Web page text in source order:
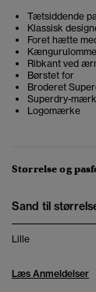
Tætsiddende
Klassisk
Foret hætte
Kængurulomme
Ribkant ved
Børstet for
Broderet
Superdry-
Logomærke
Størrelse og
Sand til
Lille
Læs Anmeldelser